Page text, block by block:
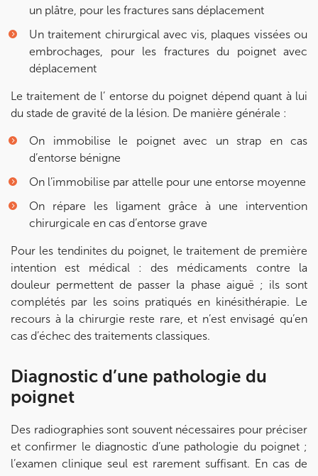
un plâtre, pour les fractures sans déplacement
Un traitement chirurgical avec vis, plaques vissées ou
embrochages, pour les fractures du poignet avec
déplacement
Le traitement de l’ entorse du poignet dépend quant à lui
du stade de gravité de la lésion. De manière générale :
On immobilise le poignet avec un strap en cas
d’entorse bénigne
On l’immobilise par attelle pour une entorse moyenne
On répare les ligament grâce à une intervention
chirurgicale en cas d’entorse grave
Pour les tendinites du poignet, le traitement de première
intention est médical : des médicaments contre la
douleur permettent de passer la phase aiguë ; ils sont
complétés par les soins pratiqués en kinésithérapie. Le
recours à la chirurgie reste rare, et n’est envisagé qu’en
cas d’échec des traitements classiques.
Diagnostic d’une pathologie du
poignet
Des radiographies sont souvent nécessaires pour préciser
et confirmer le diagnostic d’une pathologie du poignet ;
l’examen clinique seul est rarement suffisant. En cas de